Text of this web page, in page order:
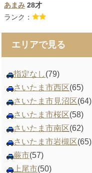
あまみ 28才
ランク：
エリアで見る
指定なし(79)
さいたま市西区(65)
さいたま市見沼区(64)
さいたま市桜区(58)
さいたま市南区(62)
さいたま市岩槻区(65)
蕨市(57)
上尾市(50)